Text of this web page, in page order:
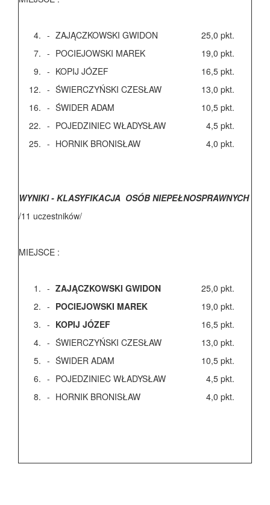
4. - ZAJĄCZKOWSKI GWIDON 25,0 pkt.
7. - POCIEJOWSKI MAREK 19,0 pkt.
9. - KOPIJ JÓZEF 16,5 pkt.
12. - ŚWIERCZYŃSKI CZESŁAW 13,0 pkt.
16. - ŚWIDER ADAM 10,5 pkt.
22. - POJEDZINIEC WŁADYSŁAW 4,5 pkt.
25. - HORNIK BRONISŁAW 4,0 pkt.
WYNIKI - KLASYFIKACJA OSÓB NIEPEŁNOSPRAWNYCH
/11 uczestników/
MIEJSCE :
1. - ZAJĄCZKOWSKI GWIDON 25,0 pkt.
2. - POCIEJOWSKI MAREK 19,0 pkt.
3. - KOPIJ JÓZEF 16,5 pkt.
4. - ŚWIERCZYŃSKI CZESŁAW 13,0 pkt.
5. - ŚWIDER ADAM 10,5 pkt.
6. - POJEDZINIEC WŁADYSŁAW 4,5 pkt.
8. - HORNIK BRONISŁAW 4,0 pkt.